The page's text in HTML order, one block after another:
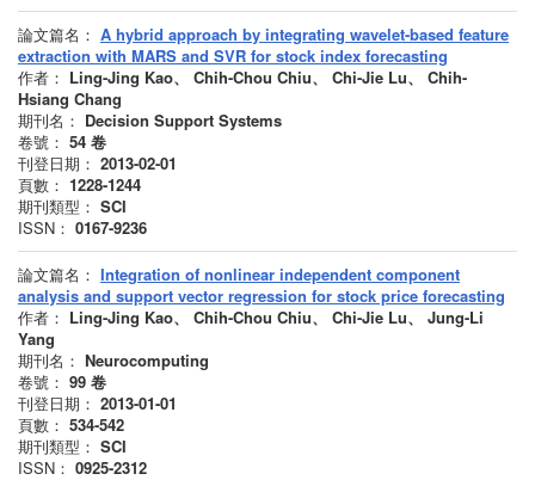
論文篇名： A hybrid approach by integrating wavelet-based feature
extraction with MARS and SVR for stock index forecasting
作者： Ling-Jing Kao、 Chih-Chou Chiu、 Chi-Jie Lu、 Chih-
Hsiang Chang
期刊名： Decision Support Systems
卷號： 54 卷
刊登日期： 2013-02-01
頁數： 1228-1244
期刊類型： SCI
ISSN： ‎0167-9236
論文篇名： Integration of nonlinear independent component
analysis and support vector regression for stock price forecasting
作者： Ling-Jing Kao、 Chih-Chou Chiu、 Chi-Jie Lu、 Jung-Li
Yang
期刊名： Neurocomputing
卷號： 99 卷
刊登日期： 2013-01-01
頁數： 534-542
期刊類型： SCI
ISSN： 0925-2312